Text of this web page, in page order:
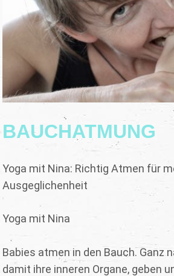
BAUCHATMUNG
Yoga mit Nina: Richtig Atmen für
Ausgeglichenheit
Yoga mit Nina
Babies atmen in den Bauch. Ganz
damit ihre inneren Organe, geben